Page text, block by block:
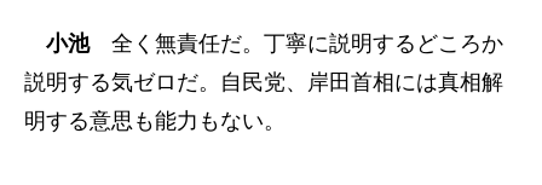
小池全く無責任だ。丁寧に説明するどころか
説明する気ゼロだ。自民党、岸田首相には真相解
明する意思も能力もない。